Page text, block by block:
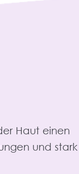
Haut einen
und stark